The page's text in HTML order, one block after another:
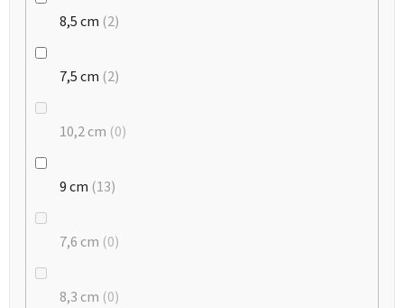
8,5 cm 2
7,5 cm 2
10,2 cm 0
9 cm 13
7,6 cm 0
8,3 cm 0